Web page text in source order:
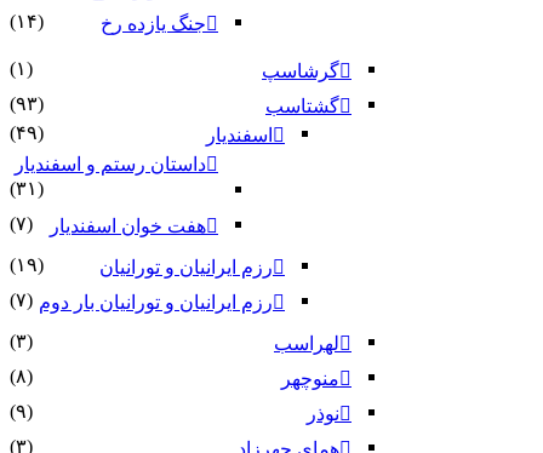
جنگ یازده رخ
(۱۴)
گرشاسپ
(۱)
گشتاسب
(۹۳)
اسفندیار
(۴۹)
داستان رستم و اسفندیار
(۳۱)
هفت خوان اسفندیار
(۷)
رزم ایرانیان و تورانیان
(۱۹)
رزم ایرانیان و تورانیان بار دوم (۷)
لهراسب
(۳)
منوچهر
(۸)
نوذر
(۹)
هماى چهرزاد
(۳)